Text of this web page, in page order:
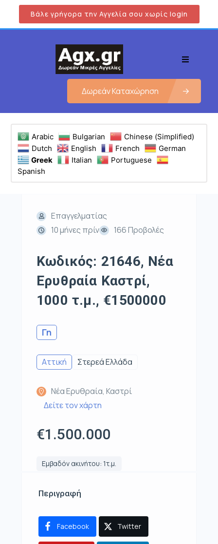
Βάλε γρήγορα την Αγγελία σου χωρίς login
Δωρεάν Καταχώρηση
Arabic Bulgarian
Chinese (Simplified)
Dutch
English French
German
Greek
Italian
Portuguese
Spanish
Επαγγελματίας
10 μήνες πρίν
166 Προβολές
Κωδικός: 21646, Νέα
Ερυθραία Καστρί,
1000 τ.μ., €1500000
Γη
Αττική Στερεά Ελλάδα
Νέα Ερυθραία, Καστρί
Δείτε τον χάρτη
€1.500.000
Εμβαδόν ακινήτου: 1τ.μ.
Περιγραφή
Facebook Twitter